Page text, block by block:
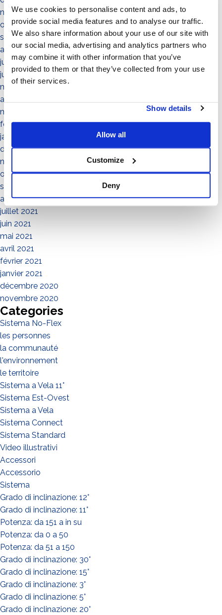
We use cookies to personalise content and ads, to
provide social media features and to analyse our traffic.
We also share information about your use of our site with
our social media, advertising and analytics partners who
may combine it with other information that you’ve
provided to them or that they’ve collected from your use
of their services.
Show details
Allow all
Customize
Deny
novembre 2022
octobre 2022
septembre 2022
août 2022
juillet 2022
juin 2022
mai 2022
avril 2022
mars 2022
février 2022
janvier 2022
décembre 2021
novembre 2021
octobre 2021
septembre 2021
août 2021
juillet 2021
juin 2021
mai 2021
avril 2021
février 2021
janvier 2021
décembre 2020
novembre 2020
Categories
Sistema No-Flex
les personnes
la communauté
l'environnement
le territoire
Sistema a Vela 11°
Sistema Est-Ovest
Sistema a Vela
Sistema Connect
Sistema Standard
Video illustrativi
Accessori
Accessorio
Sistema
Grado di inclinazione: 12°
Grado di inclinazione: 11°
Potenza: da 151 a in su
Potenza: da 0 a 50
Potenza: da 51 a 150
Grado di inclinazione: 30°
Grado di inclinazione: 15°
Grado di inclinazione: 3°
Grado di inclinazione: 5°
Grado di inclinazione: 20°